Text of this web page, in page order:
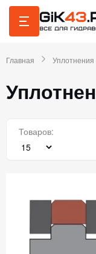
Главная Уплотнения
Товаров: